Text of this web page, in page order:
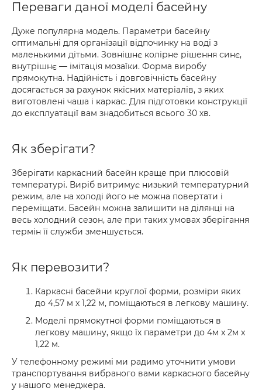
Переваги даної моделі басейну
Дуже популярна модель. Параметри басейну
оптимальні для організації відпочинку на воді з
маленькими дітьми. Зовнішнє колірне рішення синє,
внутрішнє — імітація мозаїки. Форма виробу
прямокутна. Надійність і довговічність басейну
досягається за рахунок якісних матеріалів, з яких
виготовлені чаша і каркас. Для підготовки конструкції
до експлуатації вам знадобиться всього 30 хв.
Як зберігати?
Зберігати каркасний басейн краще при плюсовій
температурі. Виріб витримує низький температурний
режим, але на холоді його не можна повертати і
переміщати. Басейн можна залишити на ділянці на
весь холодний сезон, але при таких умовах зберігання
термін її служби зменшується.
Як перевозити?
Каркасні басейни круглої форми, розміри яких
до 4,57 м x 1,22 м, поміщаються в легкову машину.
Моделі прямокутної форми поміщаються в
легкову машину, якщо їх параметри до 4м х 2м х
1,22 м.
У телефонному режимі ми радимо уточнити умови
транспортування вибраного вами каркасного басейну
у нашого менеджера.